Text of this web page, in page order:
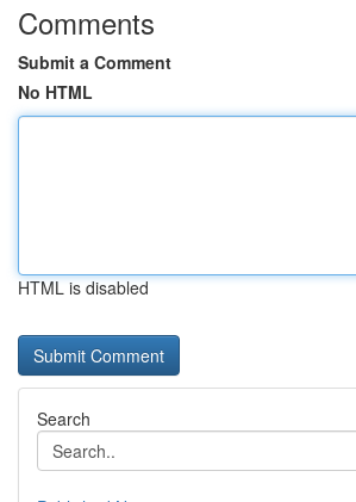
Comments
Submit a Comment
No HTML
HTML is disabled
Search